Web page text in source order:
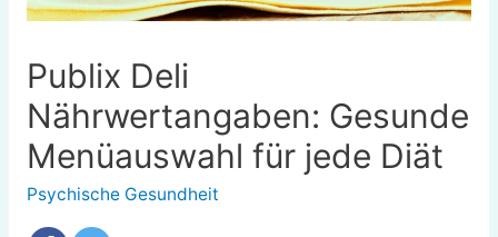
Publix Deli
Nährwertangaben: Gesunde
Menüauswahl für jede Diät
Psychische Gesundheit